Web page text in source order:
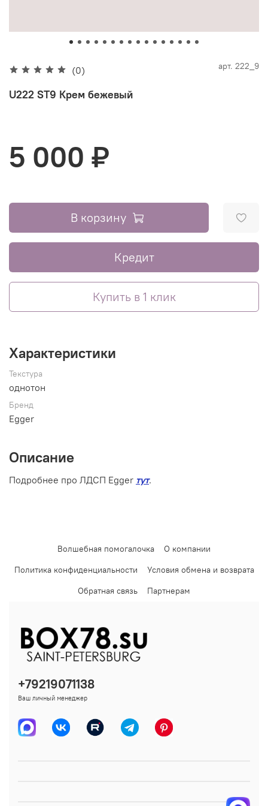
(0) арт. 222_9
U222 ST9 Крем бежевый
5 000 ₽
В корзину
Кредит
Купить в 1 клик
Характеристики
Текстура
однотон
Бренд
Egger
Описание
Подробнее про ЛДСП Egger тут.
Волшебная помогалочка
О компании
Политика конфиденциальности
Условия обмена и возврата
Обратная связь
Партнерам
+79219071138
Ваш личный менеджер